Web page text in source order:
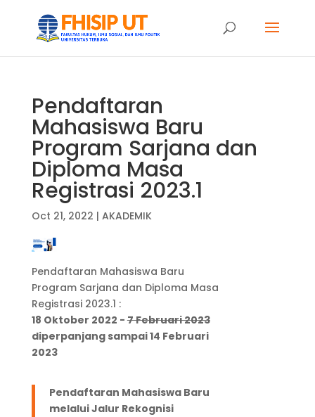
Pendaftaran
Mahasiswa Baru
Program Sarjana dan
Diploma Masa
Registrasi 2023.1
Oct 21, 2022 | AKADEMIK
Pendaftaran Mahasiswa Baru
Program Sarjana dan Diploma Masa
Registrasi 2023.1 :
18 Oktober 2022 -7 Februari 2023
diperpanjang sampai 14 Februari
2023
Pendaftaran Mahasiswa Baru
melalui Jalur Rekognisi